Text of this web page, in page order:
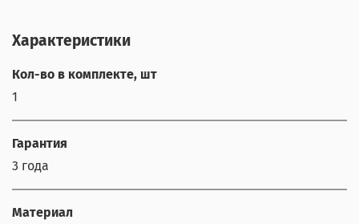
Характеристики
Кол-во в комплекте, шт
1
Гарантия
3 года
Материал